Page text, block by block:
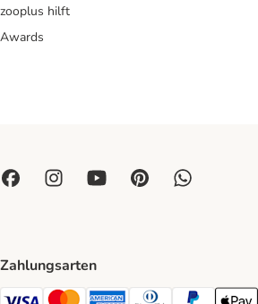
zooplus hilft
Awards
Zahlungsarten